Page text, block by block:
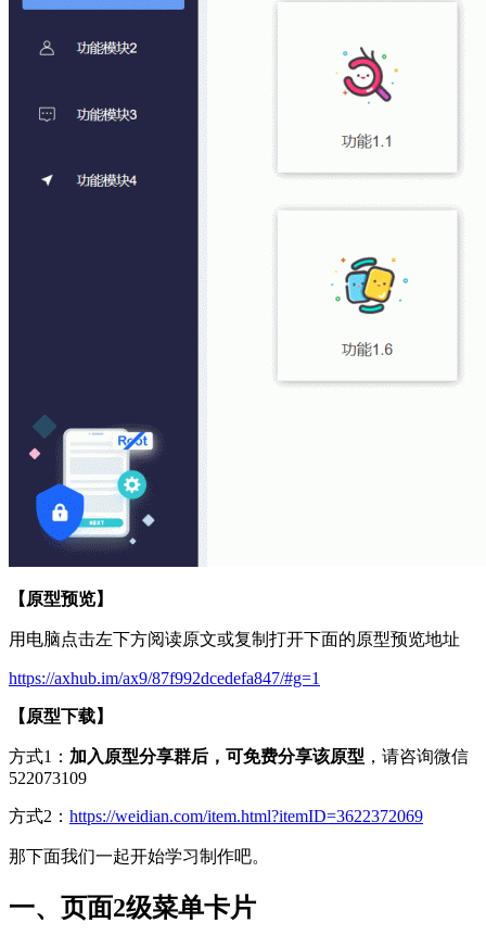
【原型预览】
用电脑点击左下方阅读原文或复制打开下面的原型预览地址
https://axhub.im/ax9/87f992dcedefa847/#g=1
【原型下载】
方式1： 加入原型分享群后，可免费分享该原型 ，请咨询微信
522073109
方式2： https://weidian.com/item.html?itemID=3622372069
那下面我们一起开始学习制作吧。
一、页面2级菜单卡片